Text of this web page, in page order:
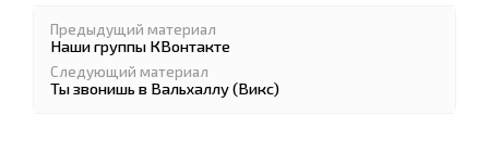
Предыдущий материал
Наши группы КВонтакте
Следующий материал
Ты звонишь в Вальхаллу (Викс)